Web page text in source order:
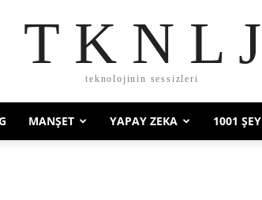
T K N L J
teknolojinin sessizleri
MANŞET YAPAY ZEKA 1001 ŞEY